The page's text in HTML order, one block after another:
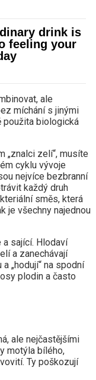
ale
míchání s jinými
použita biologická
„znalci zelí“, musíte
cyklu vývoje
nejvíce bezbranní
každý druh
směs, která
je všechny najednou
sající. Hlodaví
a zanechávají
„hodují“ na spodní
plodin a často
ale nejčastějšími
motýla bílého,
Ty poškozují